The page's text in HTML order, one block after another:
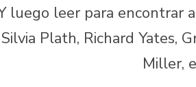
luego leer para encontrar
Plath, Richard Yates,
Miller,